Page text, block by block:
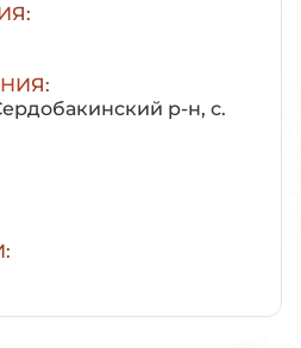
р-н, с.